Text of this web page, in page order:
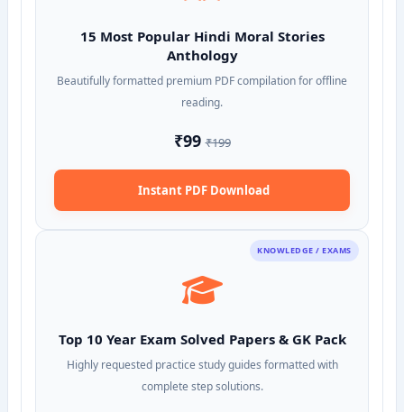
15 Most Popular Hindi Moral Stories
Anthology
Beautifully formatted premium PDF compilation for offline
reading.
₹99₹199
Instant PDF Download
KNOWLEDGE / EXAMS
Top 10 Year Exam Solved Papers & GK Pack
Highly requested practice study guides formatted with
complete step solutions.